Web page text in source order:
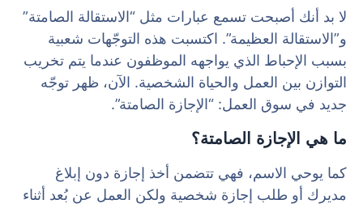
لا بد أنك أصبحت تسمع عبارات مثل “الاستقالة الصامتة”
و”الاستقالة العظيمة”. اكتسبت هذه التوجّهات شعبية
بسبب الإحباط الذي يواجهه الموظفون عندما يتم تخريب
التوازن بين العمل والحياة الشخصية. الآن، ظهر توجّه
جديد في سوق العمل: “الإجازة الصامتة”.
ما هي الإجازة الصامتة؟
كما يوحي الاسم، فهي تتضمن أخذ إجازة دون إبلاغ
مديرك أو طلب إجازة شخصية ولكن العمل عن بُعد أثناء